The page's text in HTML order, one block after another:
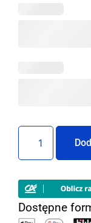
Dostępne